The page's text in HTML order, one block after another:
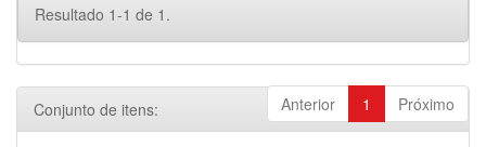
Resultado 1-1 de 1.
Anterior 1 Próximo
Conjunto de itens: